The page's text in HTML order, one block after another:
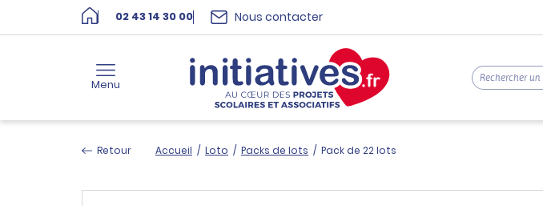
02 43 14 30 00 Nous contacter
Menu
Retour Accueil / Loto / Packs de lots / Pack de 22 lots